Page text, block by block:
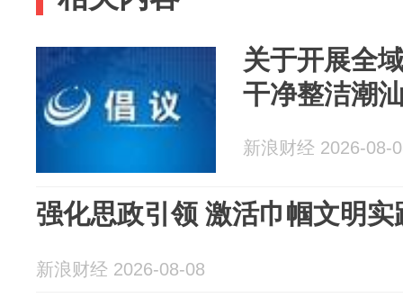
关于开展全
干净整洁潮
新浪财经 2026-08-
强化思政引领 激活巾帼文
新浪财经 2026-08-08